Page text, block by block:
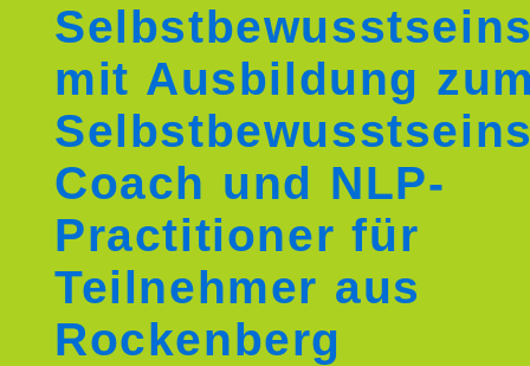
mit Ausbildung
Coach und NLP-
Practitioner für
Teilnehmer aus
Rockenberg